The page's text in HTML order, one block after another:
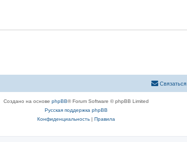
Создано на основе phpBB® Forum Software © phpBB Limited
Русская поддержка phpBB
Конфиденциальность| Правила